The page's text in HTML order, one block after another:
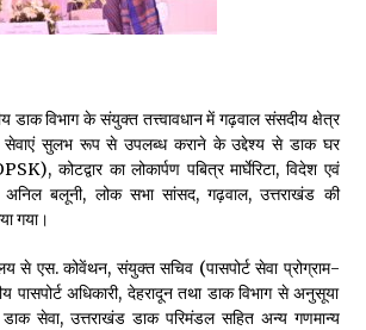
May 14, 2022
May 13, 2022
Of The Day 12 May
May 12, 2022
Of The Day 11 May
डाक विभाग के संयुक्त तत्त्वावधान में गढ़वाल संसदीय क्षेत्र
सेवाएं सुलभ रूप से उपलब्ध कराने के उद्देश्य से डाक घर
कोटद्वार का लोकार्पण पबित्र मार्घेरिटा, विदेश एवं
अनिल बलूनी, लोक सभा सांसद, गढ़वाल, उत्तराखंड की
गया।
से एस. कोवेंथन, संयुक्त सचिव (पासपोर्ट सेवा प्रोग्राम-
अधिकारी, देहरादून तथा डाक विभाग से अनुसूया
सेवा, उत्तराखंड डाक परिमंडल सहित अन्य गणमान्य